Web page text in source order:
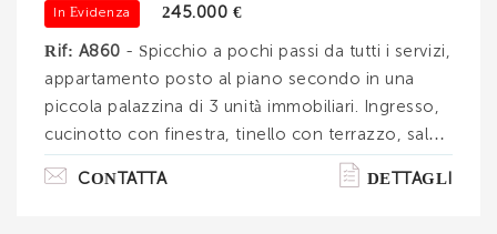
In Evidenza 245.000 €
Rif: A860 - Spicchio a pochi passi da tutti i servizi,
appartamento posto al piano secondo in una
piccola palazzina di 3 unità immobiliari. Ingresso,
cucinotto con finestra, tinello con terrazzo, sala
con balcone e doppia finestra, disimpegno notte,
due camere matrimoniali ciascuna di 16 mq,
CONTATTA DETTAGLI